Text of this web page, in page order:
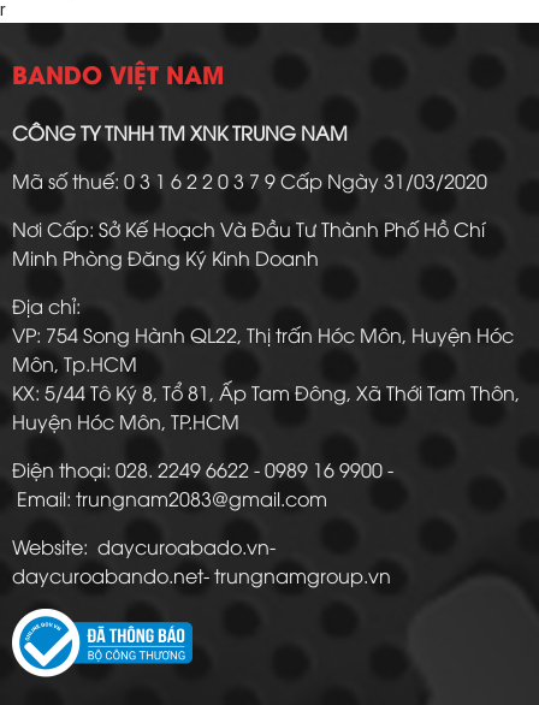
r
BANDO VIỆT NAM
CÔNG TY TNHH TM XNK TRUNG NAM
Mã số thuế: 0 3 1 6 2 2 0 3 7 9 Cấp Ngày 31/03/2020
Nơi Cấp: Sở Kế Hoạch Và Đầu Tư Thành Phố Hồ Chí
Minh Phòng Đăng Ký Kinh Doanh
Địa chỉ:
VP: 754 Song Hành QL22, Thị trấn Hóc Môn, Huyện Hóc
Môn, Tp.HCM
KX: 5/44 Tô Ký 8, Tổ 81, Ấp Tam Đông, Xã Thới Tam Thôn,
Huyện Hóc Môn, TP.HCM
Điện thoại: 028. 2249 6622 - 0989 16 9900 -
Email: trungnam2083@gmail.com
Website: daycuroabado.vn-
daycuroabando.net- trungnamgroup.vn